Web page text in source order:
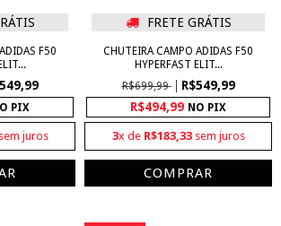
F50
PIX
juros
FRETE GRÁTIS
CHUTEIRA CAMPO ADIDAS F50
HYPERFAST ELIT...
R$699,99
R$549,99
R$494,99 NO PIX
3x de R$183,33sem juros
COMPRAR